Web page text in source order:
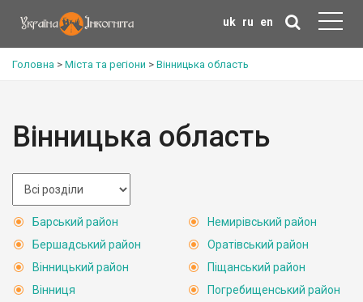
uk ru en
Головна > Міста та регіони > Вінницька область
Вінницька область
Барський район
Бершадський район
Вінницький район
Вінниця
Немирівський район
Оратівський район
Піщанський район
Погребищенський район